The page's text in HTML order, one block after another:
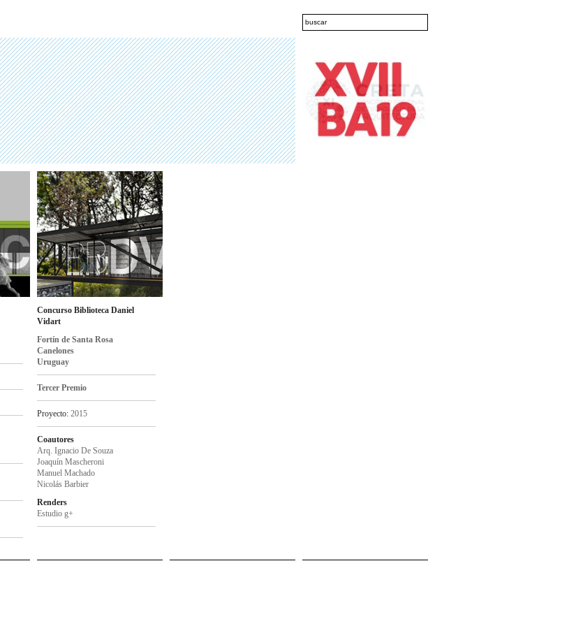
Concurso Biblioteca Daniel
Vidart
Fortín de Santa Rosa
Canelones
Uruguay
Tercer Premio
Proyecto: 2015
Coautores
Arq. Ignacio De Souza
Joaquín Mascheroni
Manuel Machado
Nicolás Barbier
Renders
Estudio g+